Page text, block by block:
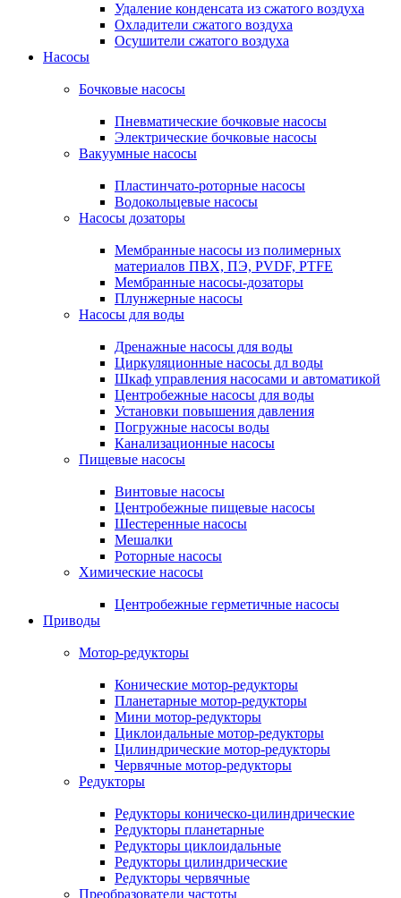
Удаление конденсата из сжатого воздуха
Охладители сжатого воздуха
Осушители сжатого воздуха
Насосы
Бочковые насосы
Пневматические бочковые насосы
Электрические бочковые насосы
Вакуумные насосы
Пластинчато-роторные насосы
Водокольцевые насосы
Насосы дозаторы
Мембранные насосы из полимерных
материалов ПВХ, ПЭ, PVDF, PTFE
Мембранные насосы-дозаторы
Плунжерные насосы
Насосы для воды
Дренажные насосы для воды
Циркуляционные насосы дл воды
Шкаф управления насосами и автоматикой
Центробежные насосы для воды
Установки повышения давления
Погружные насосы воды
Канализационные насосы
Пищевые насосы
Винтовые насосы
Центробежные пищевые насосы
Шестеренные насосы
Мешалки
Роторные насосы
Химические насосы
Центробежные герметичные насосы
Приводы
Мотор-редукторы
Конические мотор-редукторы
Планетарные мотор-редукторы
Мини мотор-редукторы
Циклоидальные мотор-редукторы
Цилиндрические мотор-редукторы
Червячные мотор-редукторы
Редукторы
Редукторы коническо-цилиндрические
Редукторы планетарные
Редукторы циклоидальные
Редукторы цилиндрические
Редукторы червячные
Преобразователи частоты